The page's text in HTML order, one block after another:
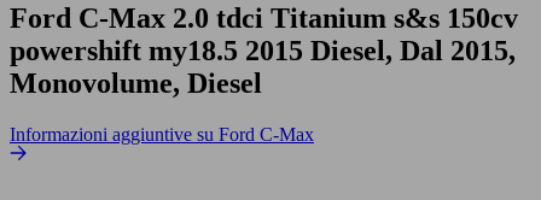
Ford C-Max 2.0 tdci Titanium s&s 150cv
powershift my18.5 2015 Diesel, Dal 2015,
Monovolume, Diesel
Informazioni aggiuntive su Ford C-Max